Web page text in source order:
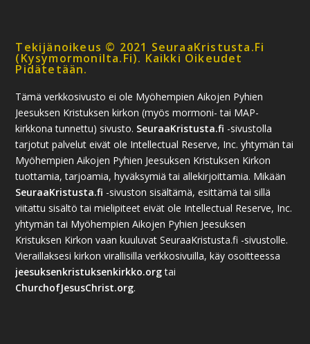
Tekijänoikeus © 2021 SeuraaKristusta.fi
(kysymormonilta.fi). Kaikki Oikeudet
Pidätetään.
Tämä verkkosivusto ei ole Myöhempien Aikojen Pyhien
Jeesuksen Kristuksen kirkon (myös mormoni- tai MAP-
kirkkona tunnettu) sivusto. SeuraaKristusta.fi -sivustolla
tarjotut palvelut eivät ole Intellectual Reserve, Inc. yhtymän tai
Myöhempien Aikojen Pyhien Jeesuksen Kristuksen Kirkon
tuottamia, tarjoamia, hyväksymiä tai allekirjoittamia. Mikään
SeuraaKristusta.fi -sivuston sisältämä, esittämä tai sillä
viitattu sisältö tai mielipiteet eivät ole Intellectual Reserve, Inc.
yhtymän tai Myöhempien Aikojen Pyhien Jeesuksen
Kristuksen Kirkon vaan kuuluvat SeuraaKristusta.fi -sivustolle.
Vieraillaksesi kirkon virallisilla verkkosivuilla, käy osoitteessa
jeesuksenkristuksenkirkko.orgtai
ChurchofJesusChrist.org.